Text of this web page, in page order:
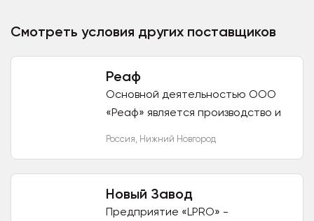
Смотреть условия других поставщиков
Реаф
Основной деятельностью ООО
«Реаф» является производство и
шасси грузовых автомобилей.
Россия, Нижний Новгород
Новый Завод
Предприятие «LPRO» -